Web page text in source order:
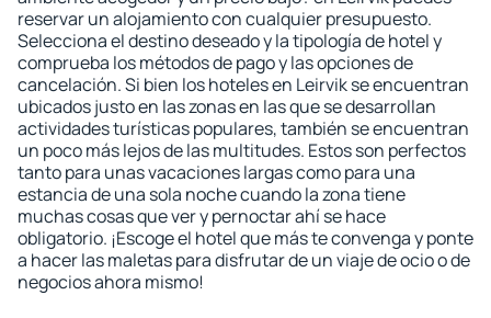
reservar un alojamiento con cualquier presupuesto.
Selecciona el destino deseado y la tipología de hotel y
comprueba los métodos de pago y las opciones de
cancelación. Si bien los hoteles en Leirvik se encuentran
ubicados justo en las zonas en las que se desarrollan
actividades turísticas populares, también se encuentran
un poco más lejos de las multitudes. Estos son perfectos
tanto para unas vacaciones largas como para una
estancia de una sola noche cuando la zona tiene
muchas cosas que ver y pernoctar ahí se hace
obligatorio. ¡Escoge el hotel que más te convenga y ponte
a hacer las maletas para disfrutar de un viaje de ocio o de
negocios ahora mismo!